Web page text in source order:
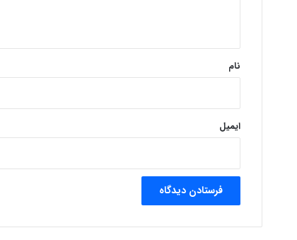
نام
ایمیل